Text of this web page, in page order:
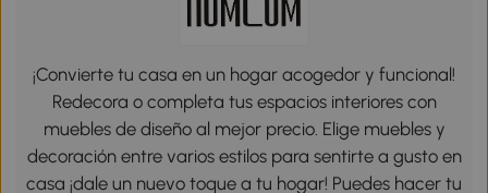
¡Convierte tu casa en un hogar acogedor y funcional!
Redecora o completa tus espacios interiores con
muebles de diseño al mejor precio. Elige muebles y
decoración entre varios estilos para sentirte a gusto en
casa ¡dale un nuevo toque a tu hogar! Puedes hacer tu